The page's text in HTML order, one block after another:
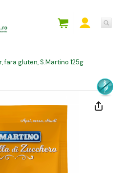
gluten, S.Martino 125g